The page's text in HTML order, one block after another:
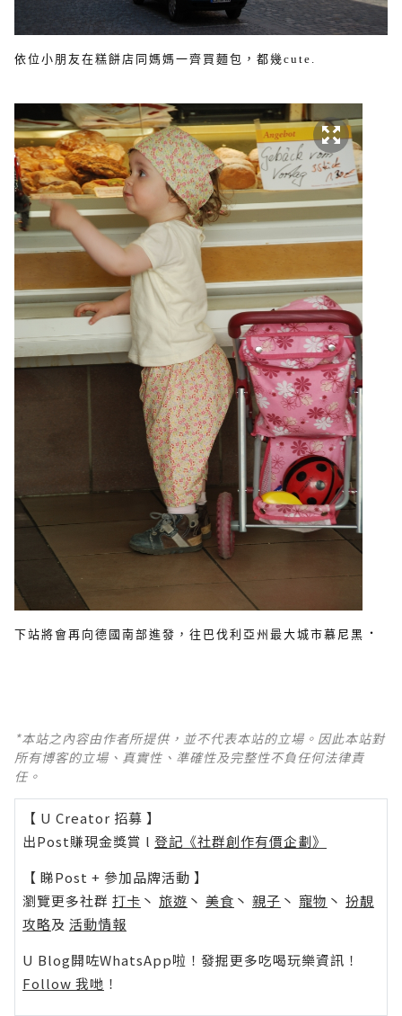
依位小朋友在糕餅店同媽媽一齊買麵包，都幾cute.
下站將會再向德國南部進發，往巴伐利亞州最大城市慕尼黑 ．
*本站之內容由作者所提供，並不代表本站的立場。因此本站對
所有博客的立場、真實性、準確性及完整性不負任何法律責
任。
【 U Creator 招募 】
出Post賺現金獎賞 l 登記《社群創作有價企劃》
【 睇Post + 參加品牌活動 】
瀏覽更多社群 打卡 丶 旅遊 丶 美食 丶 親子 丶 寵物 丶 扮靚
攻略及 活動情報
U Blog開咗WhatsApp啦！發掘更多吃喝玩樂資訊！
Follow 我哋 ！